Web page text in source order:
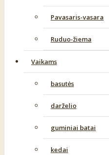
Pavasaris-vasara
Ruduo-žiema
Vaikams
basutės
darželio
guminiai batai
kedai